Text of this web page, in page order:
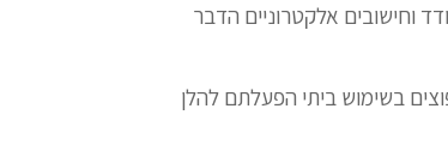
וחישובים אלקטרוניים הדבר
בשימוש ביתי הפעלתם להלן